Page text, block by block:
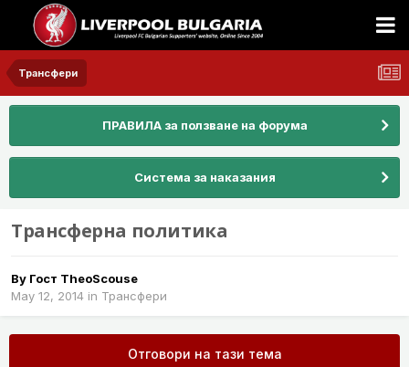
Трансфери
ПРАВИЛА за ползване на форума
Система за наказания
Трансферна политика
By Гост TheoScouse
May 12, 2014 in Трансфери
Отговори на тази тема